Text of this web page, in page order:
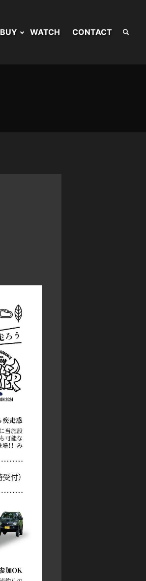
BUY WATCH CONTACT